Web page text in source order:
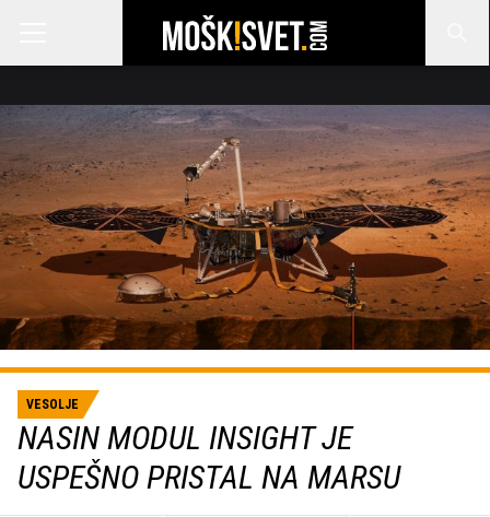
VESOLJE
NASIN MODUL INSIGHT JE
USPEŠNO PRISTAL NA MARSU